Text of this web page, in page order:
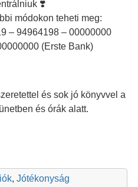
❣️
módokon teheti meg:
– 94964198 – 00000000
(Erste Bank)
és sok jó könyvvel a
és órák alatt.
, Jótékonyság